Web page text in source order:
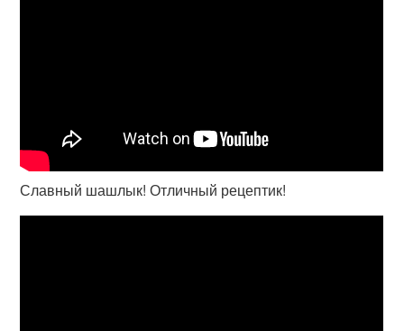
Славный шашлык! Отличный рецептик!